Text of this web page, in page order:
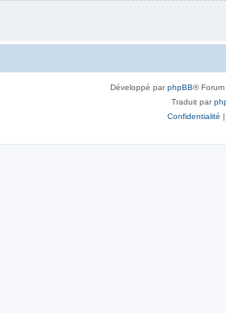
Développé parphpBB®
Traduit par
Confidentialité |